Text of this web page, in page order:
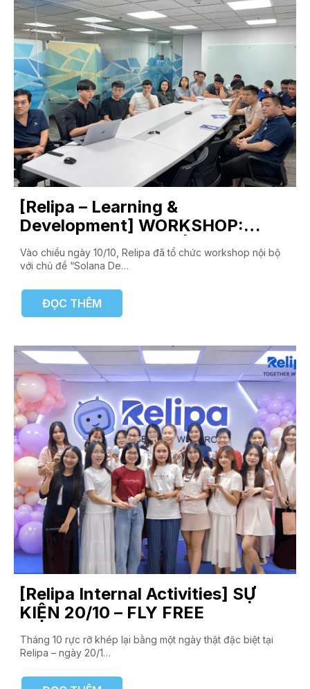
[Relipa – Learning &
Development] WORKSHOP:
Solana Develop – Điểm mạnh,
điểm yếu và điểm cần chú ý
Vào chiều ngày 10/10, Relipa đã tổ chức workshop nội bộ
với chủ đề “Solana De…
ĐỌC THÊM
[Relipa Internal Activities] SỰ
KIỆN 20/10 – FLY FREE
Tháng 10 rực rỡ khép lại bằng một ngày thật đặc biệt tại
Relipa – ngày 20/1…